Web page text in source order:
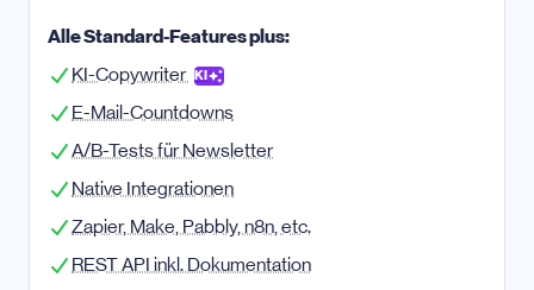
Alle Standard-Features plus:
KI-Copywriter KI
E-Mail-Countdowns
A/B-Tests für Newsletter
Native Integrationen
Zapier, Make, Pabbly, n8n, etc.
REST API inkl. Dokumentation